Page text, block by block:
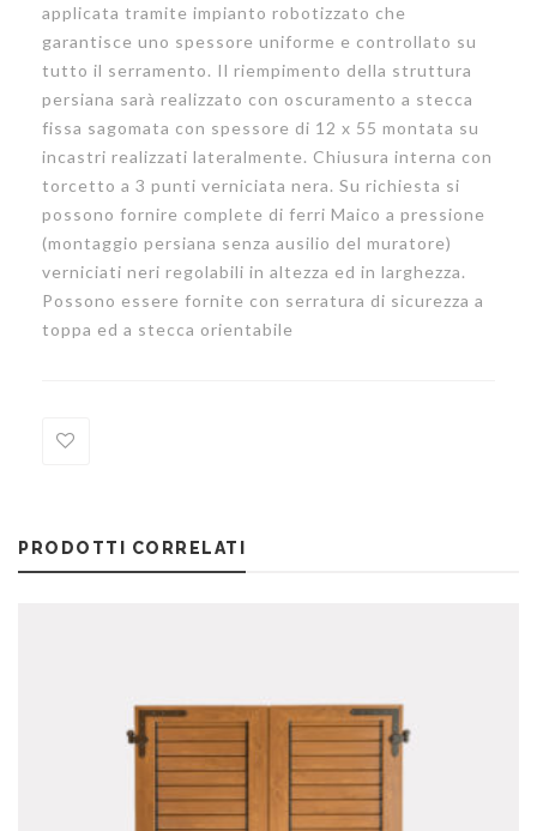
applicata tramite impianto robotizzato che
garantisce uno spessore uniforme e controllato su
tutto il serramento. Il riempimento della struttura
persiana sarà realizzato con oscuramento a stecca
fissa sagomata con spessore di 12 x 55 montata su
incastri realizzati lateralmente. Chiusura interna con
torcetto a 3 punti verniciata nera. Su richiesta si
possono fornire complete di ferri Maico a pressione
(montaggio persiana senza ausilio del muratore)
verniciati neri regolabili in altezza ed in larghezza.
Possono essere fornite con serratura di sicurezza a
toppa ed a stecca orientabile
Wishlist
PRODOTTI CORRELATI